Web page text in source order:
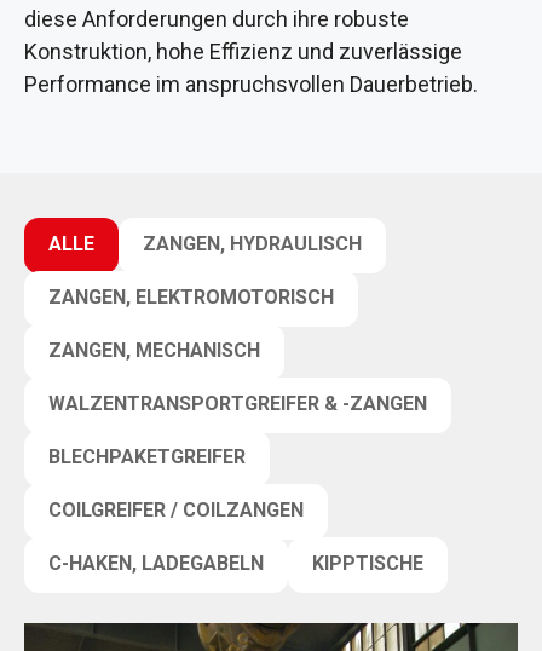
diese Anforderungen durch ihre robuste
Konstruktion, hohe Effizienz und zuverlässige
Performance im anspruchsvollen Dauerbetrieb.
ALLE ZANGEN, HYDRAULISCH
ZANGEN, ELEKTROMOTORISCH
ZANGEN, MECHANISCH
WALZENTRANSPORTGREIFER & -ZANGEN
BLECHPAKETGREIFER
COILGREIFER / COILZANGEN
C-HAKEN, LADEGABELN KIPPTISCHE